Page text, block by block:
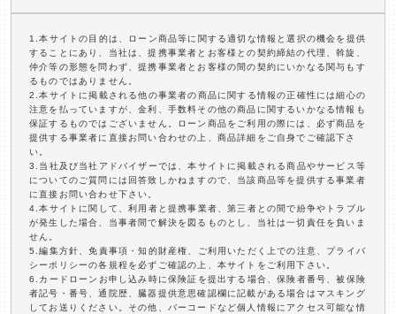
1.本サイトの目的は、ローン商品等に関する適切な情報と選択の機会を提供
することにあり、当社は、提携事業者とお客様との契約締結の代理、斡旋、
仲介等の形態を問わず、提携事業者とお客様の間の契約にいかなる関与もす
るものではありません。
2.本サイトに掲載される他の事業者の商品に関する情報の正確性には細心の
注意を払っていますが、金利、手数料その他の商品に関するいかなる情報も
保証するものではございません。ローン商品をご利用の際には、必ず商品を
提供する事業者に直接お問い合わせの上、商品詳細をご自身でご確認下さ
い。
3.当社及び当社アドバイザーでは、本サイトに掲載される商品やサービス等
についてのご質問には回答致しかねますので、当該商品等を提供する事業者
に直接お問い合わせ下さい。
4.本サイトに関して、利用者と提携事業者、第三者との間で紛争やトラブル
が発生した場合、当事者間で解決を図るものとし、当社は一切責任を負いま
せん。
5.編集方針、免責事項・知的財産権、ご利用いただく上での注意、プライバ
シーポリシーの各規程を必ずご確認の上、本サイトをご利用下さい。
6.カードローンお申し込み時に保険証を提出する場合、保険者番号、被保険
者記号・番号、通院歴、臓器提供意思確認欄に記載がある場合はマスキング
してお送りください。その他、バーコードなど個人情報にアクセス可能な情